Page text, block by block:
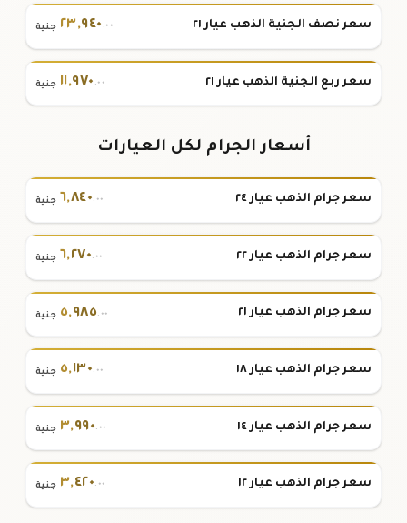
سعر نصف الجنية الذهب عيار ٢١ ٢٣,٩٤٠ .٠٠ جنية
سعر ربع الجنية الذهب عيار ٢١ ١١,٩٧٠ .٠٠ جنية
أسعار الجرام لكل العيارات
سعر جرام الذهب عيار ٢٤ ٦,٨٤٠.٠٠ جنية
سعر جرام الذهب عيار ٢٢ ٦,٢٧٠.٠٠ جنية
سعر جرام الذهب عيار ٢١ ٥,٩٨٥.٠٠ جنية
سعر جرام الذهب عيار ١٨ ٥,١٣٠.٠٠ جنية
سعر جرام الذهب عيار ١٤ ٣,٩٩٠.٠٠ جنية
سعر جرام الذهب عيار ١٢ ٣,٤٢٠.٠٠ جنية